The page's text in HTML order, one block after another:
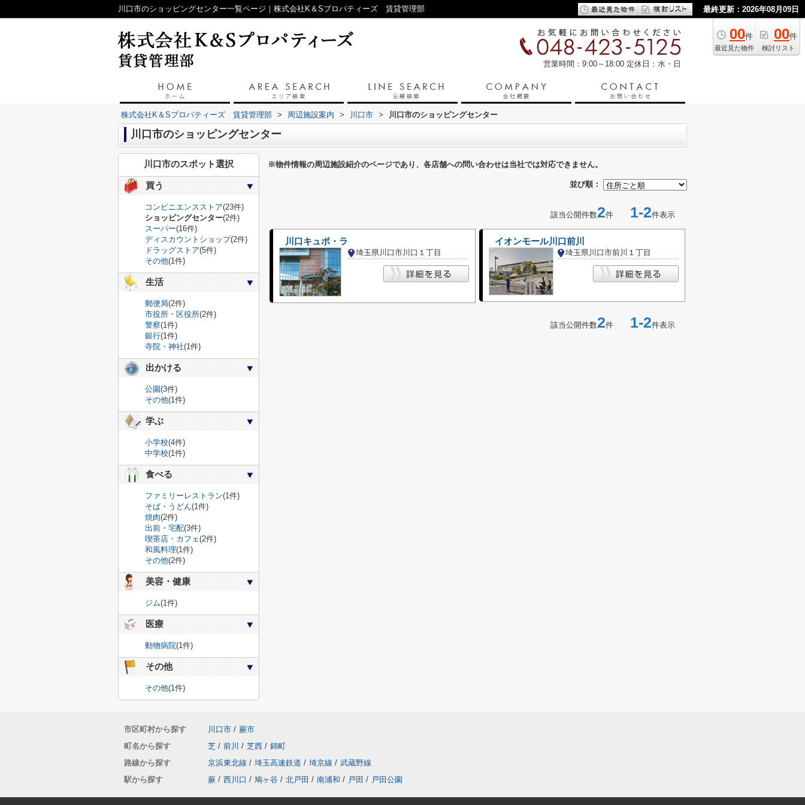
川口市のショッピングセンター一覧ページ｜株式会社K＆Sプロパティーズ 賃貸管理部 最終更新：2026年08月09日
00件
最近見た物件
00件
検討リスト
営業時間：9:00～18:00 定休日：水・日
株式会社K＆Sプロパティーズ 賃貸管理部 > 周辺施設案内 > 川口市 > 川口市のショッピングセンター
川口市のショッピングセンター
※物件情報の周辺施設紹介のページであり、各店舗への問い合わせは当社では対応できません。
並び順：
該当公開件数2件 1-2件表示
川口キュポ・ラ
埼玉県川口市川口１丁目
イオンモール川口前川
埼玉県川口市前川１丁目
該当公開件数2件 1-2件表示
川口市のスポット選択
買う
コンビニエンスストア(23件)
ショッピングセンター(2件)
スーパー(16件)
ディスカウントショップ(2件)
ドラッグストア(5件)
その他(1件)
生活
郵便局(2件)
市役所・区役所(2件)
警察(1件)
銀行(1件)
寺院・神社(1件)
出かける
公園(3件)
その他(1件)
学ぶ
小学校(4件)
中学校(1件)
食べる
ファミリーレストラン(1件)
そば・うどん(1件)
焼肉(2件)
出前・宅配(3件)
喫茶店・カフェ(2件)
和風料理(1件)
その他(2件)
美容・健康
ジム(1件)
医療
動物病院(1件)
その他
その他(1件)
市区町村から探す 川口市 / 蕨市
町名から探す
芝 / 前川 / 芝西 / 錦町
路線から探す
京浜東北線 / 埼玉高速鉄道 / 埼京線 / 武蔵野線
駅から探す
蕨 / 西川口 / 鳩ヶ谷 / 北戸田 / 南浦和 / 戸田 / 戸田公園